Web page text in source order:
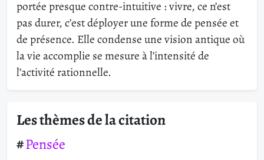
portée presque contre-intuitive : vivre, ce n’est
pas durer, c’est déployer une forme de pensée et
de présence. Elle condense une vision antique où
la vie accomplie se mesure à l’intensité de
l’activité rationnelle.
Les thèmes de la citation
Pensée